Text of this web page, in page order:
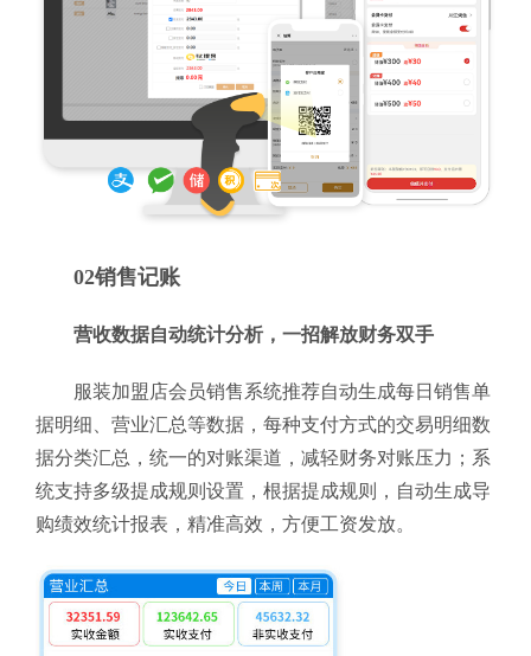
02销售记账
营收数据自动统计分析，一招解放财务双手
服装加盟店会员销售系统推荐自动生成每日销售单
据明细、营业汇总等数据，每种支付方式的交易明细数
据分类汇总，统一的对账渠道，减轻财务对账压力；系
统支持多级提成规则设置，根据提成规则，自动生成导
购绩效统计报表，精准高效，方便工资发放。